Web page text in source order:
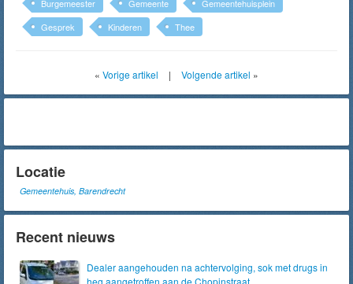
Burgemeester Gemeente
Gemeentehuisplein
Gesprek
Kinderen Thee
« Vorige artikel | Volgende artikel »
Locatie
Gemeentehuis, Barendrecht
Recent nieuws
Dealer aangehouden na achtervolging, sok met drugs in
heg aangetroffen aan de Chopinstraat